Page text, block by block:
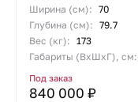
Ширина (см): 70
Глубина (см): 79.7
Вес (кг): 173
Габариты (ВхШхГ), см:
Под заказ
840 000 ₽